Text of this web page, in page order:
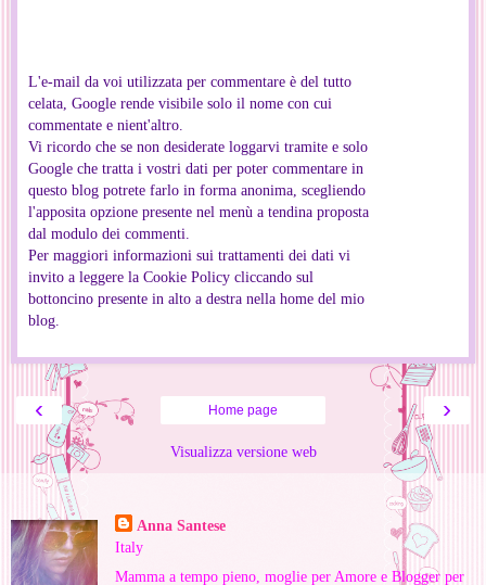
L'e-mail da voi utilizzata per commentare è del tutto
celata, Google rende visibile solo il nome con cui
commentate e nient'altro.
Vi ricordo che se non desiderate loggarvi tramite e solo
Google che tratta i vostri dati per poter commentare in
questo blog potrete farlo in forma anonima, scegliendo
l'apposita opzione presente nel menù a tendina proposta
dal modulo dei commenti.
Per maggiori informazioni sui trattamenti dei dati vi
invito a leggere la Cookie Policy cliccando sul
bottoncino presente in alto a destra nella home del mio
blog.
‹ ›
Home page
Visualizza versione web
Informazioni personali
Anna Santese
Italy
Mamma a tempo pieno, moglie per Amore e Blogger per